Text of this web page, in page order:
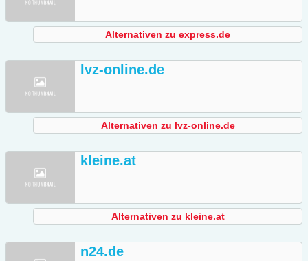
Alternativen zu express.de
lvz-online.de
Alternativen zu lvz-online.de
kleine.at
Alternativen zu kleine.at
n24.de